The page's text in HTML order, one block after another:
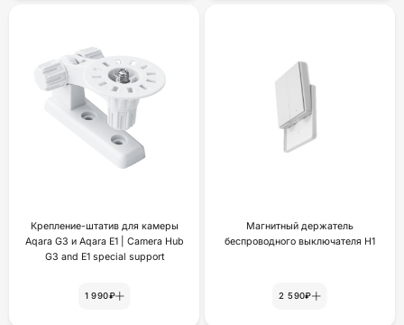
Крепление-штатив для камеры
Aqara G3 и Aqara E1 | Camera Hub
G3 and E1 special support
1 990₽
Магнитный держатель
беспроводного выключателя H1
2 590₽